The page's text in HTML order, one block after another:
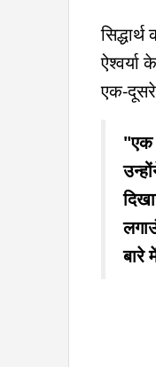
ऐश्वर्या
एक-दूसरे
"एक
बारे